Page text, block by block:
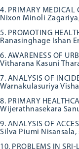
4. PRIMARY MEDICAL
Nixon Minoli
5. PROMOTING
Ranasinghage Ishan
6. AWARENESS OF
Vitharana Kasuni
7. ANALYSIS OF
Warnakulasuriya
8. PRIMARY
Wijerathnasekara
9. ANALYSIS OF
Silva Piumi Nisansala,
10. PROBLEMS IN